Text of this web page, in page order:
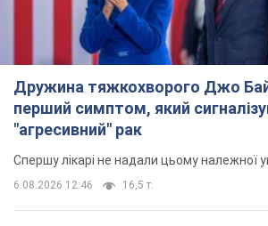
Дружина тяжкохворого Джо
перший симптом, який
"агресивний" рак
Спершу лікарі не надали цьому належної
6.08.2026 12:46 16,5 т.